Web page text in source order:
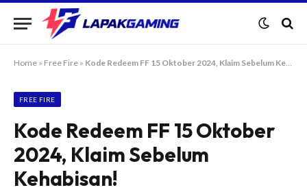
Home » Free Fire » Kode Redeem FF 15 Oktober 2024, Klaim Sebelum Kehabisan!
FREE FIRE
Kode Redeem FF 15 Oktober
2024, Klaim Sebelum
Kehabisan!